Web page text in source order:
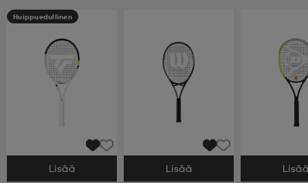
Huippuedullinen
Valitse Koko
Lisää Valitse Koko
Lisää Valitse Koko